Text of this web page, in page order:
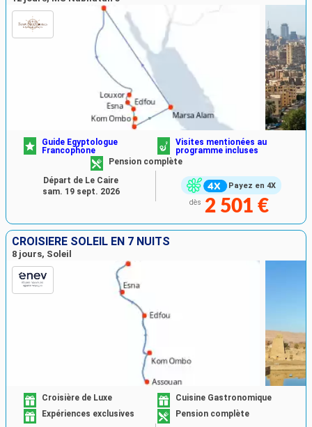
Payez en 4X
Guide Egyptologue
Francophone
Visites mentionées au
programme incluses
Pension complète
dès 2 501 €
Départ de Le Caire
sam. 19 sept. 2026
CROISIÈRE SOLEIL EN 7 NUITS
8 jours, Soleil
Croisière de Luxe
Cuisine Gastronomique
Expériences exclusives
Pension complète